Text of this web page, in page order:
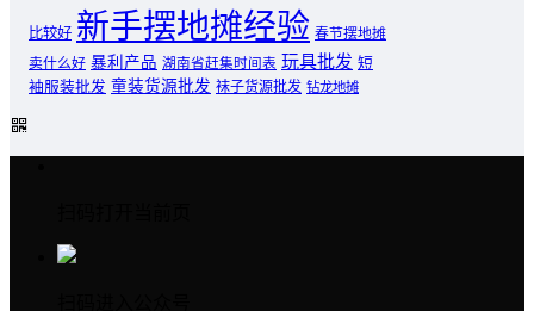
比较好 新手摆地摊经验 春节摆地摊
卖什么好 暴利产品 湖南省赶集时间表 玩具批发 短
袖服装批发 童装货源批发 袜子货源批发 钻龙地摊